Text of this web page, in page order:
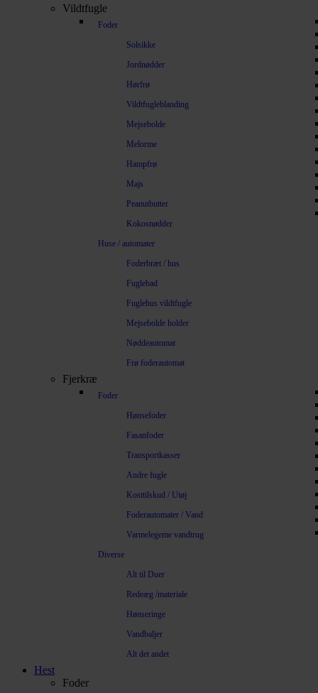
Vildtfugle
Foder
Solsikke
Jordnødder
Hørfrø
Vildtfugleblanding
Mejsebolde
Melorme
Hampfrø
Majs
Peanutbutter
Kokosnødder
Huse / automater
Foderbræt / hus
Fuglebad
Fuglehus vildtfugle
Mejsebolde holder
Nøddeautomat
Frø foderautomat
Fjerkræ
Foder
Hønsefoder
Fasanfoder
Transportkasser
Andre fugle
Kosttilskud / Utøj
Foderautomater / Vand
Varmelegeme vandtrug
Diverse
Alt til Duer
Redeæg /materiale
Hønseringe
Vandbaljer
Alt det andet
Hest
Foder